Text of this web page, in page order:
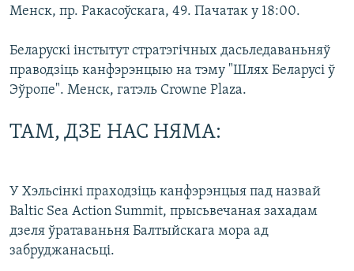
Менск, пр. Ракасоўскага, 49. Пачатак у 18:00.
Беларускі інстытут стратэгічных дасьледаваньняў
праводзіць канфэрэнцыю на тэму "Шлях Беларусі ў
Эўропе". Менск, гатэль Crowne Plaza.
ТАМ, ДЗЕ НАС НЯМА:
У Хэльсінкі праходзіць канфэрэнцыя пад назвай
Baltic Sea Action Summit, прысьвечаная захадам
дзеля ўратаваньня Балтыйскага мора ад
забруджанасьці.